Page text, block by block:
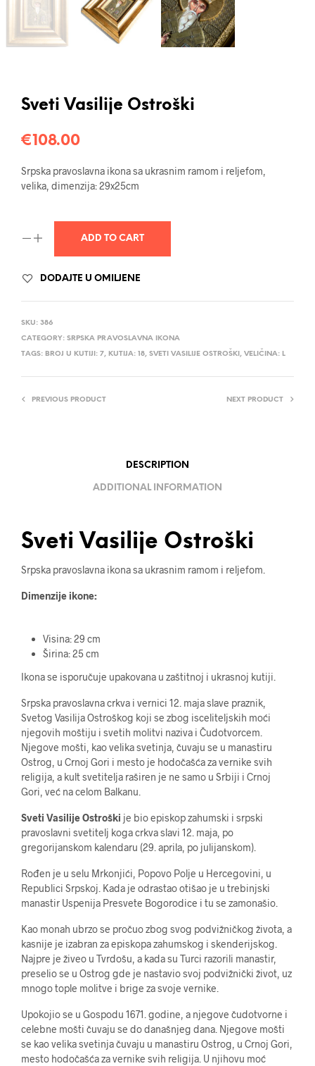
Sveti Vasilije Ostroški
€108.00
Srpska pravoslavna ikona sa ukrasnim ramom i reljefom,
velika, dimenzija: 29x25cm
ADD TO CART
DODAJTE U OMILJENE
SKU: 386
CATEGORY: SRPSKA PRAVOSLAVNA IKONA
TAGS: BROJ U KUTIJI: 7, KUTIJA: 18, SVETI VASILIJE OSTROŠKI , VELIČINA: L
PREVIOUS PRODUCT NEXT PRODUCT
DESCRIPTION
ADDITIONAL INFORMATION
Sveti Vasilije Ostroški
Srpska pravoslavna ikona sa ukrasnim ramom i reljefom.
Dimenzije ikone:
Visina: 29 cm
Širina: 25 cm
Ikona se isporučuje upakovana u zaštitnoj i ukrasnoj kutiji.
Srpska pravoslavna crkva i vernici 12. maja slave praznik,
Svetog Vasilija Ostroškog koji se zbog isceliteljskih moći
njegovih moštiju i svetih molitvi naziva i Čudotvorcem.
Njegove mošti, kao velika svetinja, čuvaju se u manastiru
Ostrog, u Crnoj Gori i mesto je hodočašća za vernike svih
religija, a kult svetitelja raširen je ne samo u Srbiji i Crnoj
Gori, već na celom Balkanu.
Sveti Vasilije Ostroški je bio episkop zahumski i srpski
pravoslavni svetitelj koga crkva slavi 12. maja, po
gregorijanskom kalendaru (29. aprila, po julijanskom).
Rođen je u selu Mrkonjići, Popovo Polje u Hercegovini, u
Republici Srpskoj. Kada je odrastao otišao je u trebinjski
manastir Uspenija Presvete Bogorodice i tu se zamonašio.
Kao monah ubrzo se pročuo zbog svog podvižničkog života, a
kasnije je izabran za episkopa zahumskog i skenderijskog.
Najpre je živeo u Tvrdošu, a kada su Turci razorili manastir,
preselio se u Ostrog gde je nastavio svoj podvižnički život, uz
mnogo tople molitve i brige za svoje vernike.
Upokojio se u Gospodu 1671. godine, a njegove čudotvorne i
celebne mošti čuvaju se do današnjeg dana. Njegove mošti
se kao velika svetinja čuvaju u manastiru Ostrog, u Crnoj Gori,
mesto hodočašća za vernike svih religija. U njihovu moć